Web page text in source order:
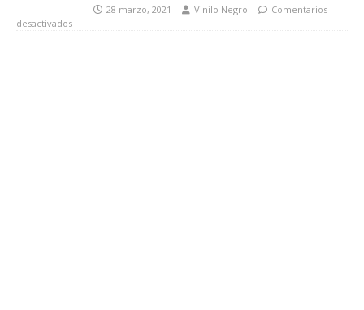
28 marzo, 2021 Vinilo Negro
Comentarios
desactivados